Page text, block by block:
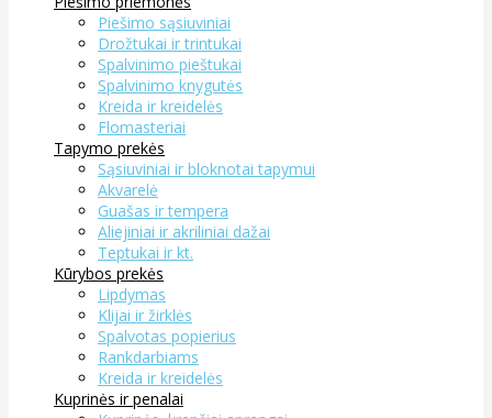
Piešimo sąsiuviniai
Drožtukai ir trintukai
Spalvinimo pieštukai
Spalvinimo knygutės
Kreida ir kreidelės
Flomasteriai
Tapymo prekės
Sąsiuviniai ir bloknotai tapymui
Akvarelė
Guašas ir tempera
Aliejiniai ir akriliniai dažai
Teptukai ir kt.
Kūrybos prekės
Lipdymas
Klijai ir žirklės
Spalvotas popierius
Rankdarbiams
Kreida ir kreidelės
Kuprinės ir penalai